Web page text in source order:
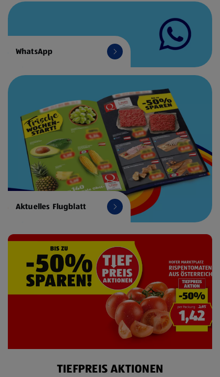
WhatsApp
Aktuelles Flugblatt
TIEFPREIS AKTIONEN